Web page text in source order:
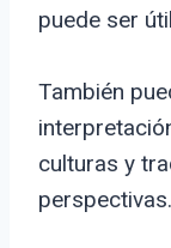
puede ser
También
culturas y
perspectivas.